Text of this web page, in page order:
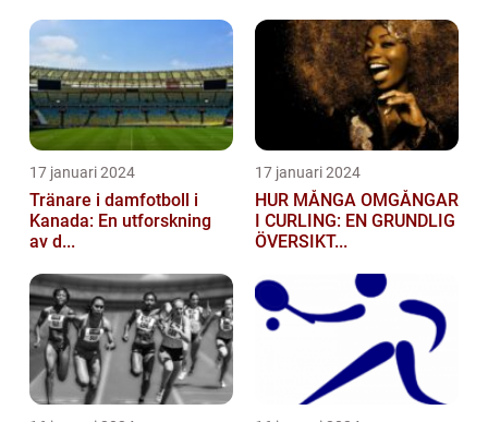
17 januari 2024
Tränare i damfotboll i
Kanada: En utforskning
av d...
17 januari 2024
HUR MÅNGA OMGÅNGAR
I CURLING: EN GRUNDLIG
ÖVERSIKT...